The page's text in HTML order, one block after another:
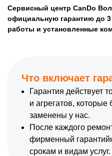
Сервисный центр CanDo
официальную гарантию до
работы и установленные
Что включает
Гарантия действует
и агрегатов,
заменены у нас.
После каждого
фирменный
срокам и видам услуг.